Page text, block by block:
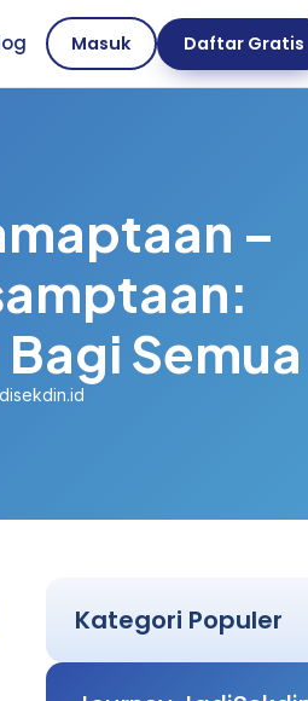
Masuk Daftar Gratis
–
Semua
Kategori Populer